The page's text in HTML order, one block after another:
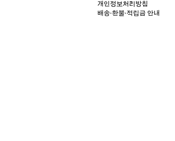
개인정보처리방침
배송‧환불‧적립금 안내